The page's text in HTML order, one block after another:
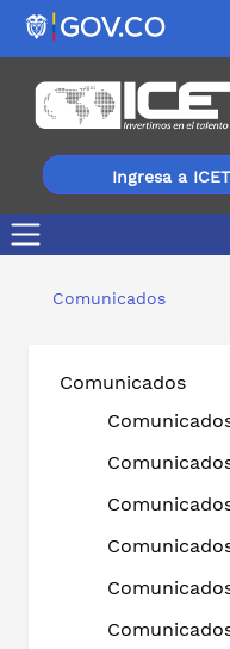
Ingresa a
Comunicados
Comunicados